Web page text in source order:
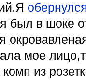
был в шоке
мое
из